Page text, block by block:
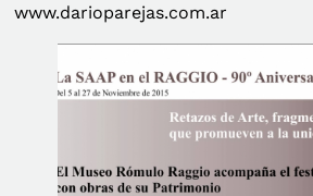
www.darioparejas.com.ar